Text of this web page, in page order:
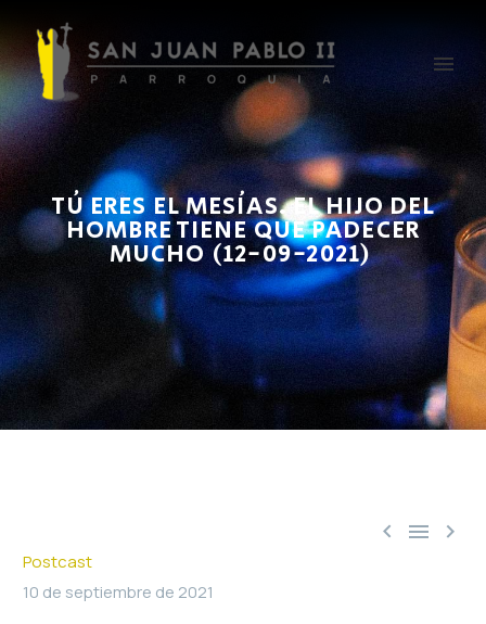
TÚ ERES EL MESÍAS. EL HIJO DEL
HOMBRE TIENE QUE PADECER
MUCHO (12-09-2021)
  
Postcast
10 de septiembre de 2021